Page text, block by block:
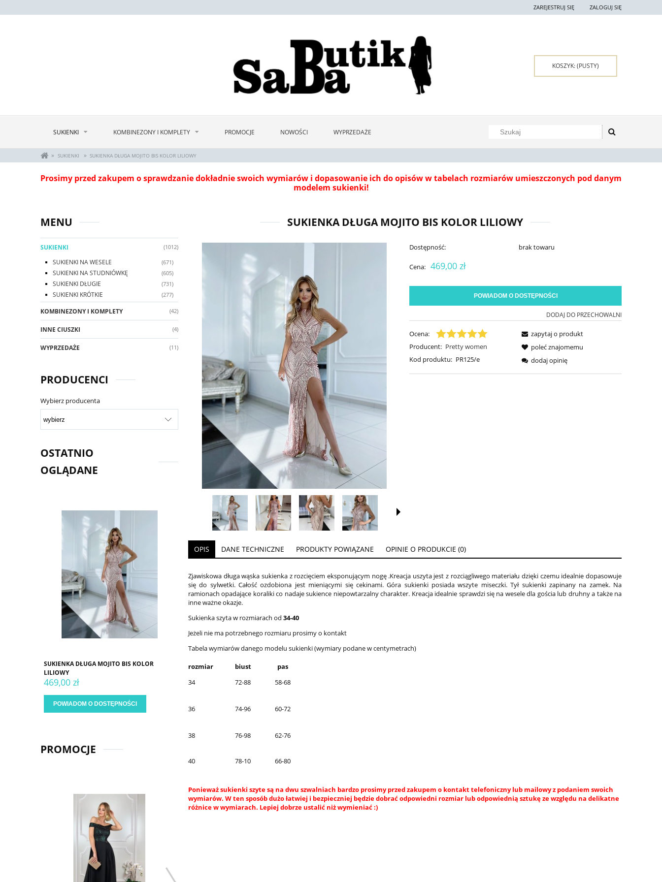
ZAREJESTRUJ SIĘ ZALOGUJ SIĘ
KOSZYK:(PUSTY)
SUKIENKI KOMBINEZONY I KOMPLETY PROMOCJE NOWOŚCI WYPRZEDAŻE
» SUKIENKI » SUKIENKA DŁUGA MOJITO BIS KOLOR LILIOWY
Prosimy przed zakupem o sprawdzanie dokładnie swoich wymiarów i dopasowanie ich do opisów w tabelach rozmiarów umieszczonych pod danym
modelem sukienki!
MENU
SUKIENKI (1012)
SUKIENKI NA WESELE (671)
SUKIENKI NA STUDNIÓWKĘ (605)
SUKIENKI DŁUGIE (731)
SUKIENKI KRÓTKIE (277)
KOMBINEZONY I KOMPLETY (42)
INNE CIUSZKI (4)
WYPRZEDAŻE (11)
PRODUCENCI
Wybierz producenta
OSTATNIO
OGLĄDANE
SUKIENKA DŁUGA MOJITO BIS KOLOR
LILIOWY
469,00 zł
POWIADOM O DOSTĘPNOŚCI
PROMOCJE
SUKIENKA DŁUGA MOJITO BIS KOLOR LILIOWY
Dostępność: brak towaru
Cena: 469,00 zł
POWIADOM O DOSTĘPNOŚCI
DODAJ DO PRZECHOWALNI
Ocena:
Producent: Pretty women
Kod produktu: PR125/e
zapytaj o produkt
poleć znajomemu
dodaj opinię
OPIS DANE TECHNICZNE PRODUKTY POWIĄZANE OPINIE O PRODUKCIE (0)
Zjawiskowa długa wąska sukienka z rozcięciem eksponującym nogę .Kreacja uszyta jest z rozciągliwego materiału dzięki czemu idealnie dopasowuje
się do sylwetki. Całość ozdobiona jest mieniącymi się cekinami. Góra sukienki posiada wszyte miseczki. Tył sukienki zapinany na zamek. Na
ramionach opadające koraliki co nadaje sukience niepowtarzalny charakter. Kreacja idealnie sprawdzi się na wesele dla gościa lub druhny a także na
inne ważne okazje.
Sukienka szyta w rozmiarach od 34-40
Jeżeli nie ma potrzebnego rozmiaru prosimy o kontakt
Tabela wymiarów danego modelu sukienki (wymiary podane w centymetrach)
rozmiar biust
pas
34
72-88 58-68
36 74-96 60-72
38 76-98 62-76
40 78-10 66-80
Ponieważ sukienki szyte są na dwu szwalniach bardzo prosimy przed zakupem o kontakt telefoniczny lub mailowy z podaniem swoich
wymiarów. W ten sposób dużo łatwiej i bezpieczniej będzie dobrać odpowiedni rozmiar lub odpowiednią sztukę ze względu na delikatne
różnice w wymiarach. Lepiej dobrze ustalić niż wymieniać :)